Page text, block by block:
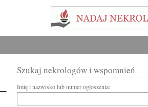
Szukaj nekrologów i wspomnień
Imię i nazwisko lub numer ogłoszenia: